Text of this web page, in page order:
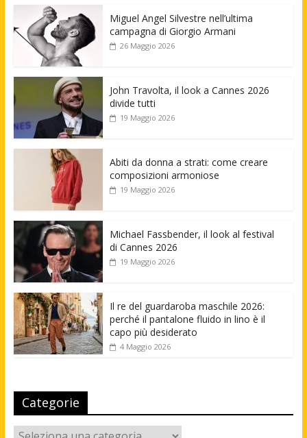
Miguel Angel Silvestre nell’ultima
campagna di Giorgio Armani
26 Maggio 2026
John Travolta, il look a Cannes 2026
divide tutti
19 Maggio 2026
Abiti da donna a strati: come creare
composizioni armoniose
19 Maggio 2026
Michael Fassbender, il look al festival
di Cannes 2026
19 Maggio 2026
Il re del guardaroba maschile 2026:
perché il pantalone fluido in lino è il
capo più desiderato
4 Maggio 2026
Categorie
Categorie